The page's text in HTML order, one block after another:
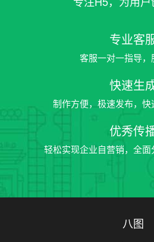
专业客
客服一对一指导，
快速生
制作方便，极速发布，
优秀传
轻松实现企业自营销，全
八图